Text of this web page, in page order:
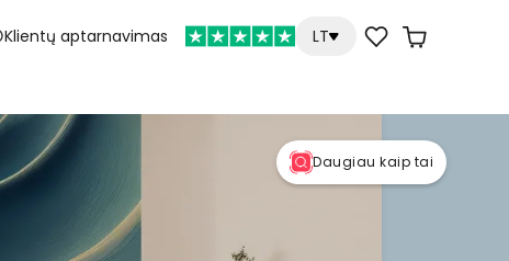
Klientų aptarnavimas LT
Daugiau kaip tai